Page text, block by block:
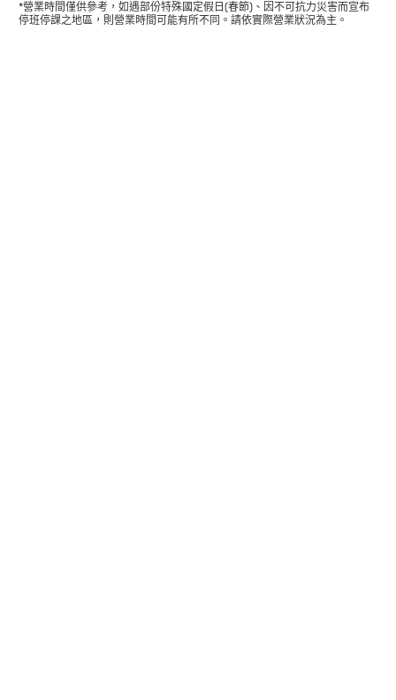
*營業時間僅供參考，如遇部份特殊國定假日(春節)、因不可抗力災害而宣布
停班停課之地區，則營業時間可能有所不同。請依實際營業狀況為主。